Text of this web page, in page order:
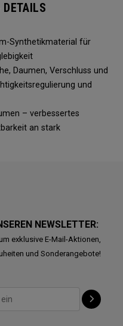
Synthetikmaterial für
Daumen, Verschluss und
und
– verbessertes
an stark
NEWSLETTER:
exklusive E-Mail-Aktionen,
und Sonderangebote!